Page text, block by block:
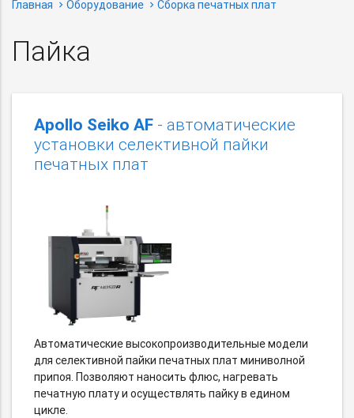
Главная Оборудование Сборка печатных плат
Пайка
Apollo Seiko AF - автоматические
установки селективной пайки
печатных плат
Автоматические высокопроизводительные модели
для селективной пайки печатных плат миниволной
припоя. Позволяют наносить флюс, нагревать
печатную плату и осуществлять пайку в едином
цикле.